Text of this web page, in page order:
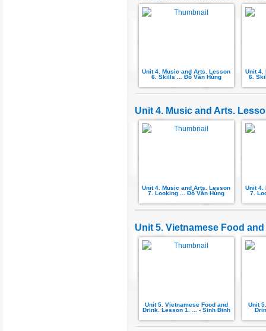
Unit 4. Music and Arts. Lesson
6. Skills ... Đỗ Văn Hùng
Unit 4.
6.
Unit 4. Music and Arts.
Unit 4. Music and Arts. Lesson
7. Looking ... Đỗ Văn Hùng
Unit 4.
7.
Unit 5. Vietnamese Food
Unit 5. Vietnamese Food and
Drink. Lesson 1. ... - Sinh Đinh
Unit